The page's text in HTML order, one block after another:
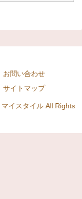
お問い合わせ
サイトマップ
イスタイル All Rights